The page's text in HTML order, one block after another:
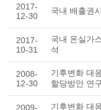
2017-
12-30
국내 배출권
2017-
10-31
국내 온실가
석
2008-
12-30
기후변화 대
할당방안 연
2009-
기후변화 대